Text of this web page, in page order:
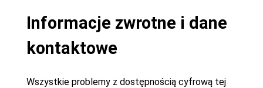
Informacje zwrotne i dane
kontaktowe
Wszystkie problemy z dostępnością cyfrową tej